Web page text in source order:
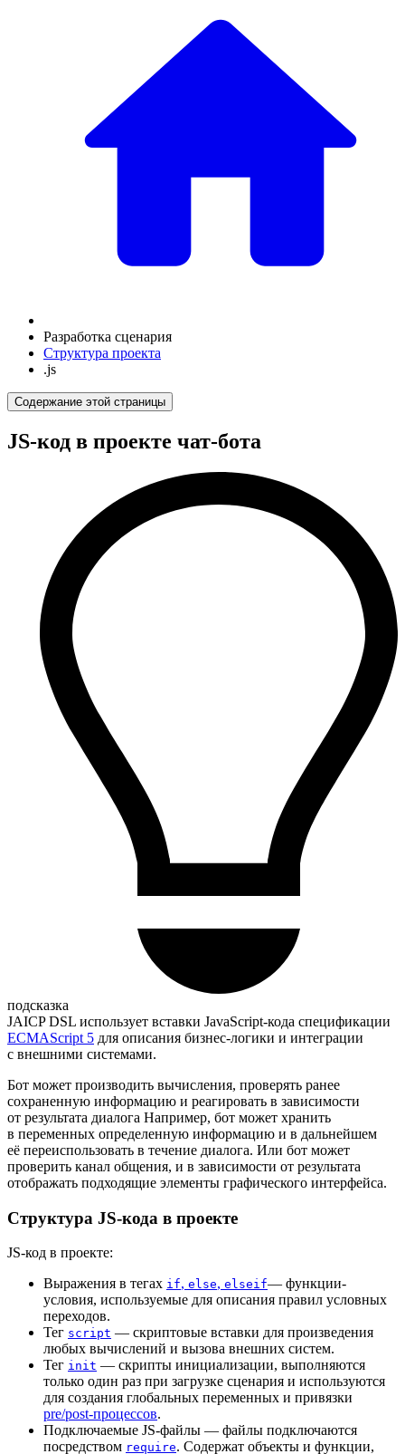
Разработка сценария
Структура проекта
.js
Содержание этой страницы
JS-код в проекте чат-бота
подсказка
JAICP DSL использует вставки JavaScript-кода спецификации
ECMAScript 5 для описания бизнес-логики и интеграции
с внешними системами.
Бот может производить вычисления, проверять ранее
сохраненную информацию и реагировать в зависимости
от результата диалога Например, бот может хранить
в переменных определенную информацию и в дальнейшем
её переиспользовать в течение диалога. Или бот может
проверить канал общения, и в зависимости от результата
отображать подходящие элементы графического интерфейса.
Структура JS-кода в проекте
JS-код в проекте:
Выражения в тегах if, else, elseif— функции-
условия, используемые для описания правил условных
переходов.
Тег script — скриптовые вставки для произведения
любых вычислений и вызова внешних систем.
Тег init — скрипты инициализации, выполняются
только один раз при загрузке сценария и используются
для создания глобальных переменных и привязки
pre/post-процессов.
Подключаемые JS-файлы — файлы подключаются
посредством require. Содержат объекты и функции,